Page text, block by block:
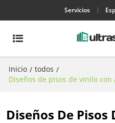
Servicios
Inicio / todos /
Diseños de pisos de vinilo
Diseños De Pisos